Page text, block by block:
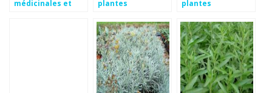
médicinales et
plantes
médicinales
plantes
médicinales en bio